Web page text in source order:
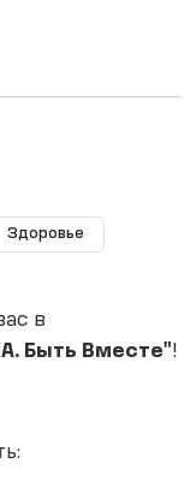
Здоровье
в
Быть Вместе"!